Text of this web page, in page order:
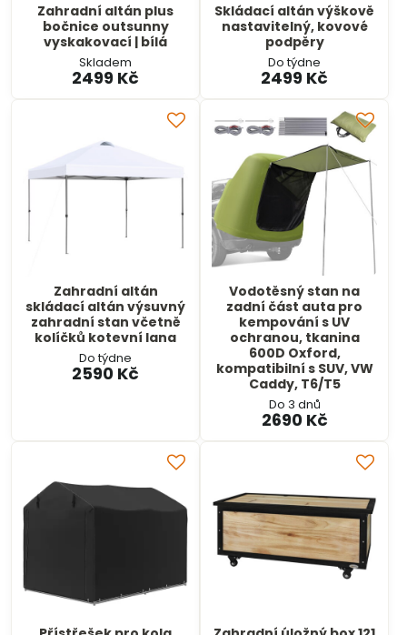
Zahradní altán plus
bočnice outsunny
vyskakovací | bílá
Skladem
2499 Kč
Skládací altán výškově
nastavitelný, kovové
podpěry
Do týdne
2499 Kč
Zahradní altán
skládací altán výsuvný
zahradní stan včetně
kolíčků kotevní lana
Do týdne
2590 Kč
Vodotěsný stan na
zadní část auta pro
kempování s UV
ochranou, tkanina
600D Oxford,
kompatibilní s SUV, VW
Caddy, T6/T5
Do 3 dnů
2690 Kč